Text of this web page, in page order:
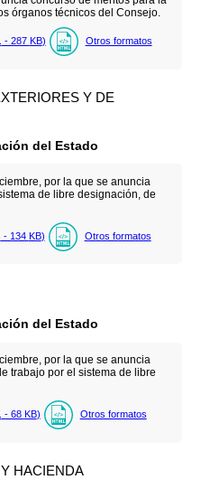
órganos técnicos del Consejo.
- 287 KB) Otros formatos
Y DE
del Estado
por la que se anuncia
de libre designación, de
- 134 KB) Otros formatos
del Estado
por la que se anuncia
trabajo por el sistema de libre
- 68 KB) Otros formatos
HACIENDA